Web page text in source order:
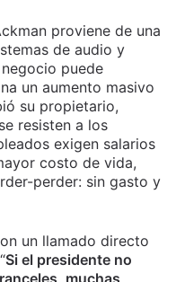
proviene de una
de audio y
puede
un aumento masivo
su propietario,
resisten a los
exigen salarios
costo de vida,
perder: sin gasto y
un llamado directo
Si el presidente no
muchas